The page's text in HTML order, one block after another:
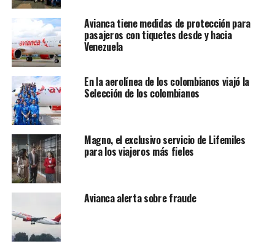
Avianca tiene medidas de protección para
pasajeros con tiquetes desde y hacia
Venezuela
En la aerolínea de los colombianos viajó la
Selección de los colombianos
Magno, el exclusivo servicio de Lifemiles
para los viajeros más fieles
Avianca alerta sobre fraude